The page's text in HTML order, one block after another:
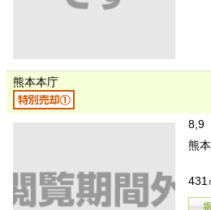
熊本本庁
8,9
熊
431